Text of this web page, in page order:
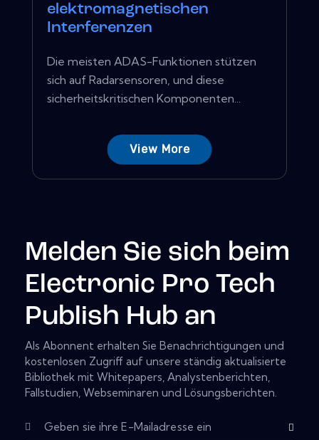
elektromagnetischen
Interferenzen
Die meisten ADAS-Funktionen stützen
sich auf Radarsensoren, und diese
sicherheitskritischen Komponenten...
View More
Melden Sie sich beim
Electronic Pro Tech
Publish Hub an
Als Abonnent erhalten Sie Benachrichtigungen und
kostenlosen Zugriff auf unsere ständig aktualisierte
Bibliothek mit Whitepapers, Analystenberichten,
Fallstudien, Webseminaren und Lösungsberichten.
Subscribe